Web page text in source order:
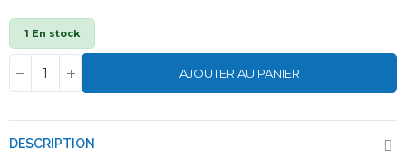
1 En stock
AJOUTER AU PANIER
DESCRIPTION